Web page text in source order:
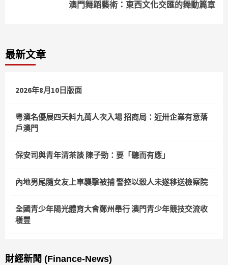
澳門舞蹈藝術：東西文化交匯的舞動篇章
最新文章
2026年8月10日版面
粵澳名優展四天料九萬人次入場 招商局：近卅企業有意落
戶澳門
保安司與青年清茶談 陳子勁：要「聽而有應」
內地男尾隨女友上車襲擊被捕 警控以殺人未遂移送檢察院
全國青少年陽光體育大會鄭州舉行 澳門青少年競技交流收
穫豐
財經新聞 (Finance-News)